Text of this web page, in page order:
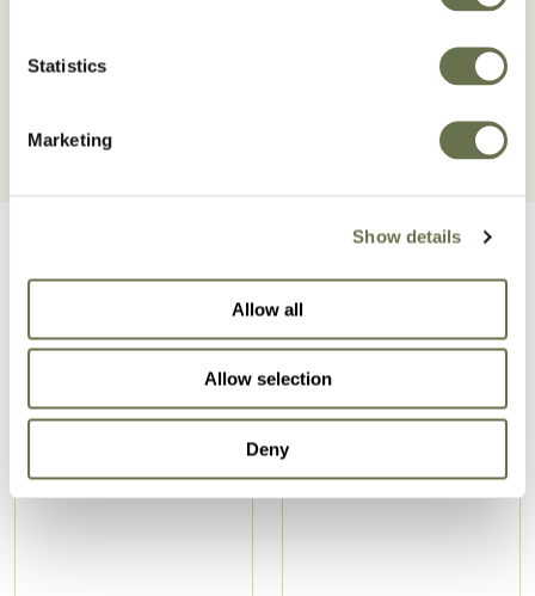
Statistics
Marketing
Show details
Allow all
Allow selection
Deny
Productos relacionados